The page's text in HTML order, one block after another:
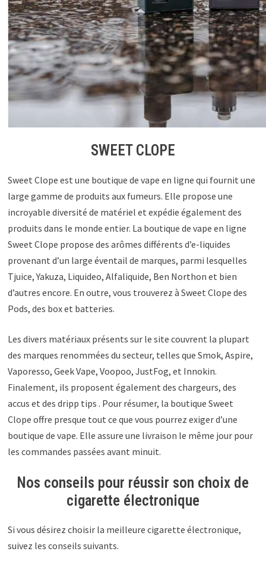
SWEET CLOPE
Sweet Clope est une boutique de vape en ligne qui fournit une
large gamme de produits aux fumeurs. Elle propose une
incroyable diversité de matériel et expédie également des
produits dans le monde entier. La boutique de vape en ligne
Sweet Clope propose des arômes différents d’e-liquides
provenant d’un large éventail de marques, parmi lesquelles
Tjuice, Yakuza, Liquideo, Alfaliquide, Ben Northon et bien
d’autres encore. En outre, vous trouverez à Sweet Clope des
Pods, des box et batteries.
Les divers matériaux présents sur le site couvrent la plupart
des marques renommées du secteur, telles que Smok, Aspire,
Vaporesso, Geek Vape, Voopoo, JustFog, et Innokin.
Finalement, ils proposent également des chargeurs, des
accus et des dripp tips . Pour résumer, la boutique Sweet
Clope offre presque tout ce que vous pourrez exiger d’une
boutique de vape. Elle assure une livraison le même jour pour
les commandes passées avant minuit.
Nos conseils pour réussir son choix de
cigarette électronique
Si vous désirez choisir la meilleure cigarette électronique,
suivez les conseils suivants.